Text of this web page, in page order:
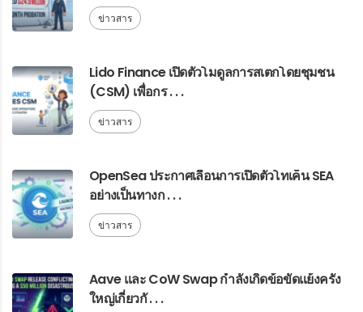
ข่าวสาร
Lido Finance เปิดตัวโมดูลการสเตกโดยชุมชน
(CSM) เพื่อกร . . .
ข่าวสาร
OpenSea ประกาศเลื่อนการเปิดตัวโทเค็น SEA
อย่างเป็นทางก . . .
ข่าวสาร
Aave และ CoW Swap กำลังเกิดข้อขัดแย้งครั้ง
ใหญ่เกี่ยวกั . . .